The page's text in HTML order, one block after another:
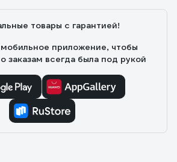
товары с гарантией!
приложение, чтобы
заказам всегда была под рукой